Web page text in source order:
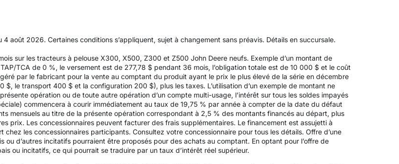
août 2026. Certaines conditions s’appliquent, sujet à changement sans préavis. Détails en succursale.
sur les tracteurs à pelouse X300, X500, Z300 et Z500 John Deere neufs. Exemple d’un montant de
TCA de 0 %, le versement est de 277,78 $ pendant 36 mois, l’obligation totale est de 10 000 $ et le coût
par le fabricant pour la vente au comptant du produit ayant le prix le plus élevé de la série en décembre
le transport 400 $ et la configuration 200 $), plus les taxes. L’utilisation d’un exemple de montant ne
opération ou de toute autre opération d’un compte multi-usage, l’intérêt sur tous les soldes impayés
commencera à courir immédiatement au taux de 19,75 % par année à compter de la date du défaut
mensuels au titre de la présente opération correspondant à 2,5 % des montants financés au départ, plus
prix. Les concessionnaires peuvent facturer des frais supplémentaires. Le financement est assujetti à
les concessionnaires participants. Consultez votre concessionnaire pour tous les détails. Offre d’une
ou d’autres incitatifs pourraient être proposés pour des achats au comptant. En optant pour l’offre de
ou incitatifs, ce qui pourrait se traduire par un taux d’intérêt réel supérieur.